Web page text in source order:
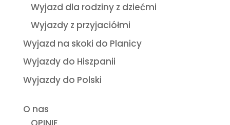
Wyjazd dla rodziny z dziećmi
Wyjazdy z przyjaciółmi
Wyjazd na skoki do Planicy
Wyjazdy do Hiszpanii
Wyjazdy do Polski
O nas